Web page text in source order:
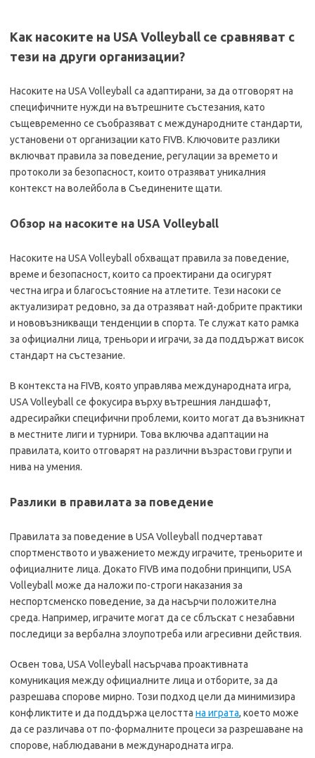
Как насоките на USA Volleyball се сравняват с
тези на други организации?
Насоките на USA Volleyball са адаптирани, за да отговорят на
специфичните нужди на вътрешните състезания, като
същевременно се съобразяват с международните стандарти,
установени от организации като FIVB. Ключовите разлики
включват правила за поведение, регулации за времето и
протоколи за безопасност, които отразяват уникалния
контекст на волейбола в Съединените щати.
Обзор на насоките на USA Volleyball
Насоките на USA Volleyball обхващат правила за поведение,
време и безопасност, които са проектирани да осигурят
честна игра и благосъстояние на атлетите. Тези насоки се
актуализират редовно, за да отразяват най-добрите практики
и нововъзникващи тенденции в спорта. Те служат като рамка
за официални лица, треньори и играчи, за да поддържат висок
стандарт на състезание.
В контекста на FIVB, която управлява международната игра,
USA Volleyball се фокусира върху вътрешния ландшафт,
адресирайки специфични проблеми, които могат да възникнат
в местните лиги и турнири. Това включва адаптации на
правилата, които отговарят на различни възрастови групи и
нива на умения.
Разлики в правилата за поведение
Правилата за поведение в USA Volleyball подчертават
спортменството и уважението между играчите, треньорите и
официалните лица. Докато FIVB има подобни принципи, USA
Volleyball може да наложи по-строги наказания за
неспортсменско поведение, за да насърчи положителна
среда. Например, играчите могат да се сблъскат с незабавни
последици за вербална злоупотреба или агресивни действия.
Освен това, USA Volleyball насърчава проактивната
комуникация между официалните лица и отборите, за да
разрешава спорове мирно. Този подход цели да минимизира
конфликтите и да поддържа целостта на играта, което може
да се различава от по-формалните процеси за разрешаване на
спорове, наблюдавани в международната игра.